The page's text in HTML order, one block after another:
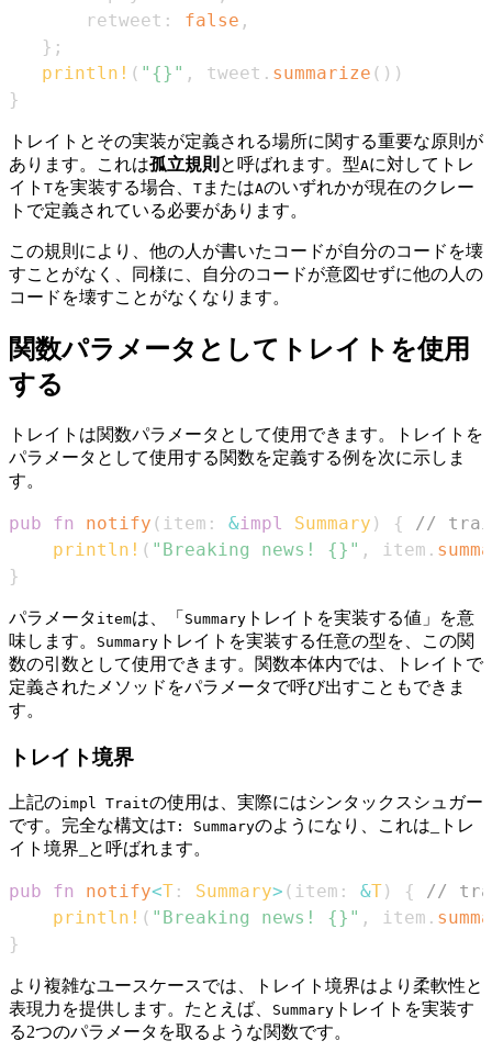
       retweet
: false ,
} ;
println! ( "{}" , tweet . summarize ( ) )
}
トレイトとその実装が定義される場所に関する重要な原則が
あります。これは孤立規則 と呼ばれます。型Aに対してトレ
イト Tを実装する場合、 T またはAのいずれかが現在のクレー
トで定義されている必要があります。
この規則により、他の人が書いたコードが自分のコードを壊
すことがなく、同様に、自分のコードが意図せずに他の人の
コードを壊すことがなくなります。
関数パラメータとしてトレイトを使用
する
トレイトは関数パラメータとして使用できます。トレイトを
パラメータとして使用する関数を定義する例を次に示しま
す。
pub fn notify ( item : &impl Summary ) {
// trait
println! ( "Breaking news! {}" , item .
}
パラメータ itemは、「 Summary トレイトを実装する値」を意
味します。
Summary トレイトを実装する任意の型を、この関
数の引数として使用できます。関数本体内では、トレイトで
定義されたメソッドをパラメータで呼び出すこともできま
す。
トレイト境界
上記のimpl Traitの使用は、実際にはシンタックスシュガー
です。完全な構文はT: Summaryのようになり、これは_トレ
イト境界_と呼ばれます。
pub fn notify<T : Summary> ( item : &T) {
//
println! ( "Breaking news! {}" , item .
}
より複雑なユースケースでは、トレイト境界はより柔軟性と
表現力を提供します。たとえば、
Summary トレイトを実装す
る2つのパラメータを取るような関数です。